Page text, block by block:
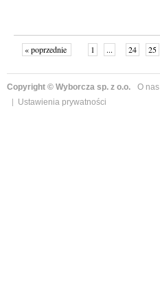
« poprzednie 1 ... 24 25
Copyright © Wyborcza sp. z o.o. O nas
Ustawienia prywatności